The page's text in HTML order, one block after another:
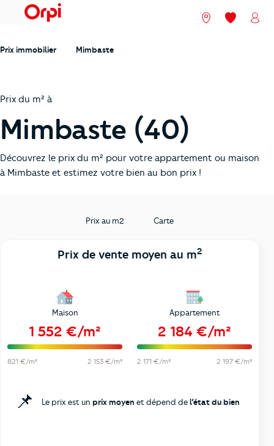
menu Nos agences
Mes
Prix immobilier Mimbaste
Prix du m² à
Mimbaste (40)
Découvrez le prix du m² pour votre appartement ou maison
à Mimbaste et estimez votre bien au bon prix !
Prix au m2 Carte
Prix de vente moyen au m2
Maison
1 552 €/m²
821 €/m² 2 153 €/m²
Appartement
2 184 €/m²
2 171 €/m² 2 197 €/m²
📌 Le prix est un prix moyen et dépend del’état du bien